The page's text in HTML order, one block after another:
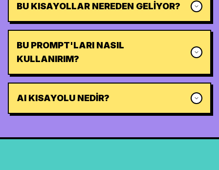
BU KISAYOLLAR NEREDEN GELIYOR?
BU PROMPT'LARI NASIL
KULLANIRIM?
AI KISAYOLU NEDIR?